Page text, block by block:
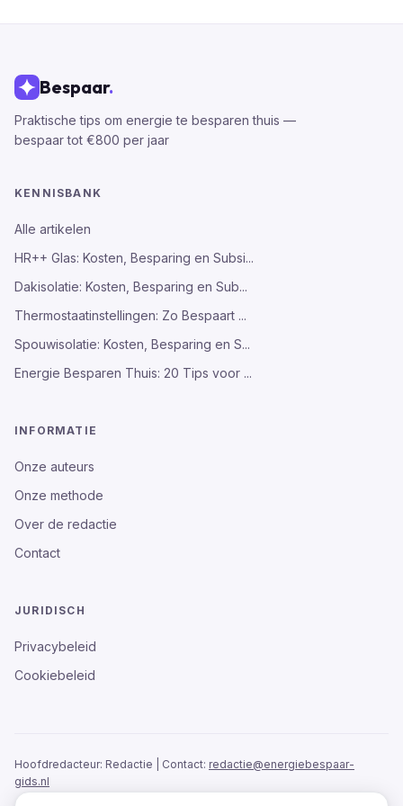
Bespaar.
Praktische tips om energie te besparen thuis —
bespaar tot €800 per jaar
KENNISBANK
Alle artikelen
HR++ Glas: Kosten, Besparing en Subsi...
Dakisolatie: Kosten, Besparing en Sub...
Thermostaatinstellingen: Zo Bespaart ...
Spouwisolatie: Kosten, Besparing en S...
Energie Besparen Thuis: 20 Tips voor ...
INFORMATIE
Onze auteurs
Onze methode
Over de redactie
Contact
JURIDISCH
Privacybeleid
Cookiebeleid
Hoofdredacteur: Redactie | Contact: redactie@energiebespaar-
gids.nl